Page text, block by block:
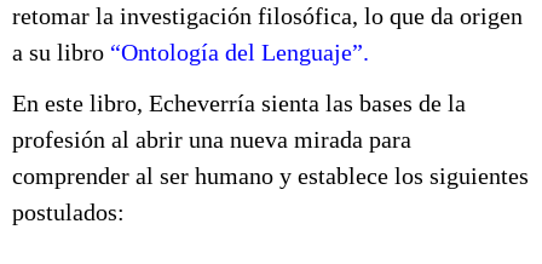
retomar la investigación filosófica, lo que da origen
a su libro “Ontología del Lenguaje”.
En este libro, Echeverría sienta las bases de la
profesión al abrir una nueva mirada para
comprender al ser humano y establece los siguientes
postulados: